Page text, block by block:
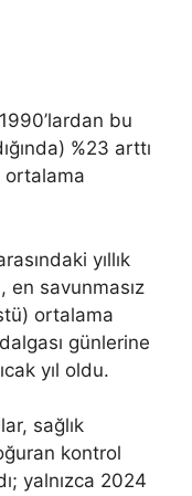
bu
%23 arttı
ortalama
yıllık
en savunmasız
ortalama
günlerine
yıl oldu.
sağlık
kontrol
yalnızca 2024